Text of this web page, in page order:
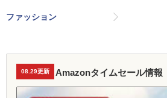
ファッション
08.29更新 Amazonタイムセール情報